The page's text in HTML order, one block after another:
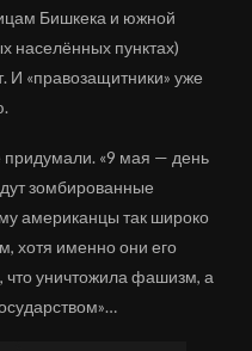
Бишкека и южной
населённых пунктах)
И «правозащитники» уже
придумали. «9 мая — день
зомбированные
американцы так широко
хотя именно они его
что уничтожила фашизм, а